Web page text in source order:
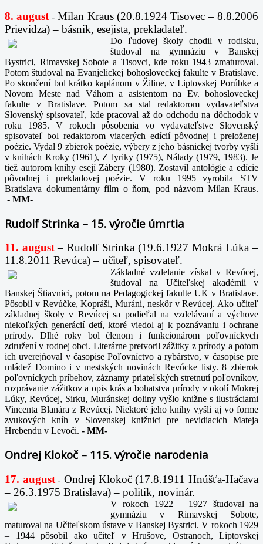
8. august -Milan Kraus (20.8.1924 Tisovec – 8.8.2006
Prievidza) – básnik, esejista, prekladateľ.
Do ľudovej školy chodil v rodisku,
študoval na gymnáziu v Banskej
Bystrici, Rimavskej Sobote a Tisovci, kde roku 1943 zmaturoval.
Potom študoval na Evanjelickej bohosloveckej fakulte v Bratislave.
Po skončení bol krátko kaplánom v Žiline, v Liptovskej Porúbke a
Novom Meste nad Váhom a asistentom na Ev. bohosloveckej
fakulte v Bratislave. Potom sa stal redaktorom vydavateľstva
Slovenský spisovateľ, kde pracoval až do odchodu na dôchodok v
roku 1985. V rokoch pôsobenia vo vydavateľstve Slovenský
spisovateľ bol redaktorom viacerých edícií pôvodnej i preloženej
poézie. Vydal 9 zbierok poézie, výbery z jeho básnickej tvorby vyšli
v knihách Kroky (1961), Z lyriky (1975), Nálady (1979, 1983). Je
tiež autorom knihy esejí Zábery (1980). Zostavil antológie a edície
pôvodnej i prekladovej poézie. V roku 1995 vyrobila STV
Bratislava dokumentárny film o ňom, pod názvom Milan Kraus.
- MM-
Rudolf Strinka – 15. výročie úmrtia
11. august – Rudolf Strinka (19.6.1927 Mokrá Lúka –
11.8.2011 Revúca) – učiteľ, spisovateľ.
Základné vzdelanie získal v Revúcej,
študoval na Učiteľskej akadémii v
Banskej Štiavnici, potom na Pedagogickej fakulte UK v Bratislave.
Pôsobil v Revúčke, Kopráši, Muráni, neskôr v Revúcej. Ako učiteľ
základnej školy v Revúcej sa podieľal na vzdelávaní a výchove
niekoľkých generácií detí, ktoré viedol aj k poznávaniu i ochrane
prírody. Dlhé roky bol členom i funkcionárom poľovníckych
združení v rodnej obci. Literárne pretvoril zážitky z prírody a potom
ich uverejňoval v časopise Poľovníctvo a rybárstvo, v časopise pre
mládež Domino i v mestských novinách Revúcke listy. 8 zbierok
poľovníckych príbehov, záznamy priateľských stretnutí poľovníkov,
rozprávanie zážitkov a opis krás a bohatstva prírody v okolí Mokrej
Lúky, Revúcej, Sirku, Muránskej doliny vyšlo knižne s ilustráciami
Vincenta Blanára z Revúcej. Niektoré jeho knihy vyšli aj vo forme
zvukových kníh v Slovenskej knižnici pre nevidiacich Mateja
Hrebendu v Levoči. - MM-
Ondrej Klokoč – 115. výročie narodenia
17. august- Ondrej Klokoč (17.8.1911 Hnúšťa-Hačava
– 26.3.1975 Bratislava) – politik, novinár.
V rokoch 1922 – 1927 študoval na
gymnáziu v Rimavskej Sobote,
maturoval na Učiteľskom ústave v Banskej Bystrici. V rokoch 1929
– 1944 pôsobil ako učiteľ v Hrušove, Ostranoch, Liptovskej